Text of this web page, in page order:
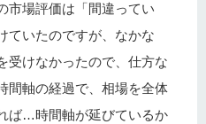
市場評価は「間違ってい
ていたのですが、なかな
けなかったので、仕方な
間軸の経過で、相場を全体
ば…時間軸が延びているか